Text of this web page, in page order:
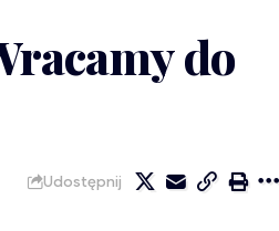
do
Udostępnij